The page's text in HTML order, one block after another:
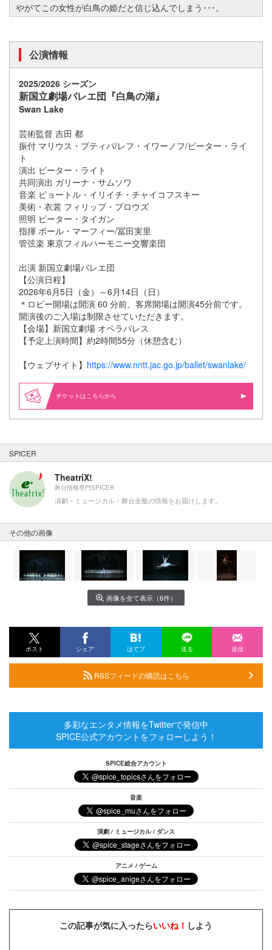
やがてこの女性が白鳥の姫だと信じ込んでしまう･･･。
公演情報
2025/2026 シーズン
新国立劇場バレエ団『白鳥の湖』
Swan Lake
芸術監督 吉田 都
振付 マリウス・プティパ/レフ・イワーノフ/ピーター・ライ
ト
演出 ピーター・ライト
共同演出 ガリーナ・サムソワ
音楽 ピョートル・イリイチ・チャイコフスキー
美術・衣裳 フィリップ・プロウズ
照明 ピーター・タイガン
指揮 ポール・マーフィー/冨田実里
管弦楽 東京フィルハーモニー交響楽団
出演 新国立劇場バレエ団
【公演日程】
2026年6月5日（金）～6月14日（日）
＊ロビー開場は開演 60 分前、客席開場は開演45分前です。
開演後のご入場は制限させていただきます。
【会場】新国立劇場 オペラパレス
【予定上演時間】約2時間55分（休憩含む）
【ウェブサイト】 https://www.nntt.jac.go.jp/ballet/swanlake/
はこちらから
SPICER
TheatriX!
舞台情報専門SPICER
演劇・ミュージカル・舞台全般の情報をお届けします。
その他の画像
画像を全て表示（6件）
ポスト シェア はてブ 送る 送信
RSSフィードの購読はこちら
多彩なエンタメ情報をTwitterで発信中
SPICE公式アカウントをフォローしよう！
SPICE総合アカウント
音楽
演劇 / ミュージカル / ダンス
アニメ / ゲーム
この記事が気に入ったらいいね！ しよう